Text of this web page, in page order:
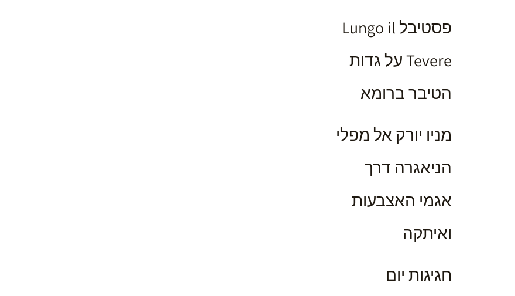
פסטיבל Lungo il
Tevere על גדות
הטיבר ברומא
מניו יורק אל מפלי
הניאגרה דרך
אגמי האצבעות
ואיתקה
חגיגות יום